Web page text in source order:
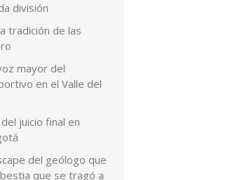
división
tradición de las
mayor del
en el Valle del
juicio final en
del geólogo que
que se tragó a